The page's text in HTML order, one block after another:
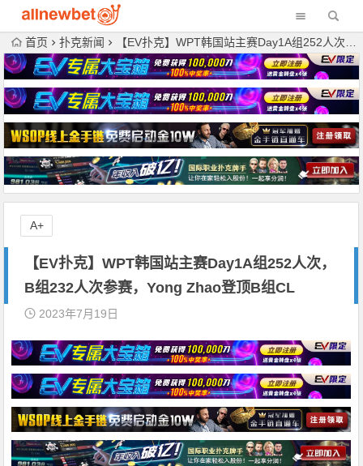
首页 扑克新闻 【EV扑克】WPT韩国站主赛Day1A组252人次，B组232人次参赛，Yong Zhao登顶B组CL
【EV扑克】WPT韩国站主赛Day1A组252人次，
B组232人次参赛，Yong Zhao登顶B组CL
2023年7月19日
A+